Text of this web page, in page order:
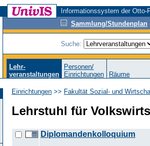
Informationssystem der
Sammlung/Stundenplan
Suche:
Lehr-
veranstaltungen
Personen/
Einrichtungen
Räume
Einrichtungen >> Fakultät Sozial- und
Lehrstuhl für
Diplomandenkolloquium